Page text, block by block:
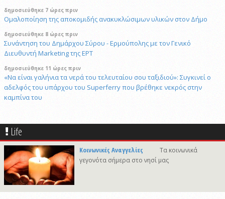
δημοσιεύθηκε 7 ώρες πριν
Ομαλοποίηση της αποκομιδής ανακυκλώσιμων υλικών στον Δήμο
δημοσιεύθηκε 8 ώρες πριν
Συνάντηση του Δημάρχου Σύρου - Ερμούπολης με τον Γενικό
Διευθυντή Marketing της ΕΡΤ
δημοσιεύθηκε 11 ώρες πριν
«Να είναι γαλήνια τα νερά του τελευταίου σου ταξιδιού»: Συγκινεί ο
αδελφός του υπάρχου του Superferry που βρέθηκε νεκρός στην
καμπίνα του
σκοτεινό αυτοκίνητο, άκουγαν, αλλά δεν έβλεπαν ο ένας τον άλλο
δημοσιεύθηκε 4 ώρες πριν
«Έργο πνοής 45,44 εκατ. ευρώ για το Αεροδρόμιο Πάρου – Η
νησιωτικότητα στο επίκεντρο των εθνικών αναπτυξιακών
προτεραιοτήτων»
Life
Κοινωνικές Αναγγελίες
Τα κοινωνικά
γεγονότα σήμερα στο νησί μας